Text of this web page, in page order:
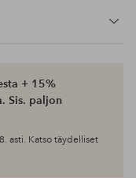
+ 15%
Sis. paljon
asti. Katso täydelliset